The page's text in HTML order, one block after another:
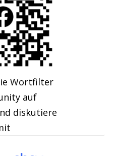
Wortfilter
auf
diskutiere